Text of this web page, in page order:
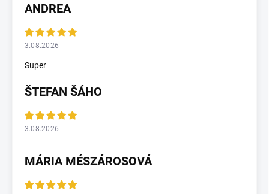
ANDREA
3.08.2026
Super
ŠTEFAN ŠÁHO
3.08.2026
MÁRIA MÉSZÁROSOVÁ